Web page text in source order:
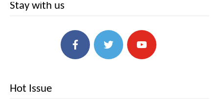
Stay with us
Hot Issue